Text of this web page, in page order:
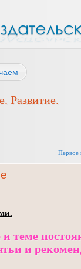
Развитие.
Первое
теме
и